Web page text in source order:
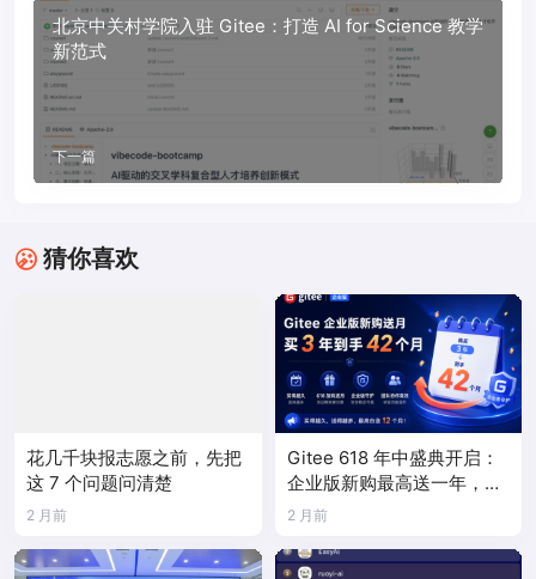
北京中关村学院入驻 Gitee：打造 AI for Science 教学
新范式
下一篇
猜你喜欢
花几千块报志愿之前，先把
这 7 个问题问清楚
2 月前
Gitee 618 年中盛典开启：
企业版新购最高送一年，
PocketClaw 首次限时折扣
2 月前